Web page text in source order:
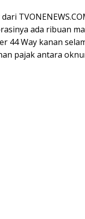
ada ribuan
44 Way kanan
pajak antara